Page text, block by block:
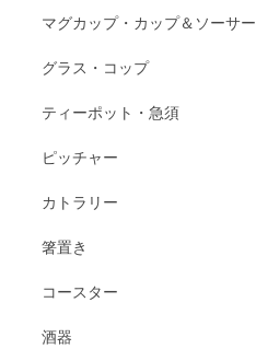
マグカップ・カップ＆ソーサー
グラス・コップ
ティーポット・急須
ピッチャー
カトラリー
箸置き
コースター
酒器